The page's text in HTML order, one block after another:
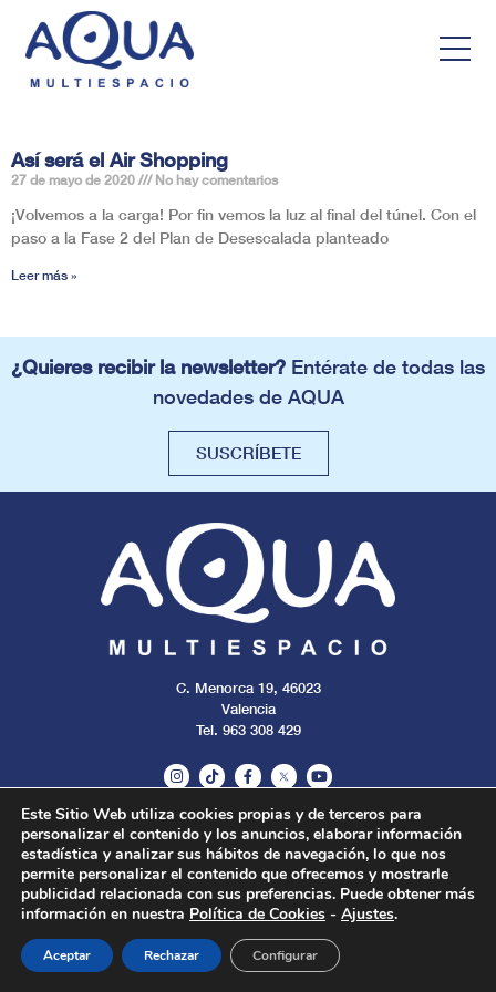
Así será el Air Shopping
27 de mayo de 2020 No hay comentarios
¡Volvemos a la carga! Por fin vemos la luz al final del túnel. Con el
paso a la Fase 2 del Plan de Desescalada planteado
Leer más »
¿Quieres recibir la newsletter? Entérate de todas las
novedades de AQUA
SUSCRÍBETE
C. Menorca 19, 46023
Valencia
Tel. 963 308 429
Todos los derechos reservados. 2024.
Aviso legal Cookies Privacidad
Este Sitio Web utiliza cookies propias y de terceros para
personalizar el contenido y los anuncios, elaborar información
estadística y analizar sus hábitos de navegación, lo que nos
permite personalizar el contenido que ofrecemos y mostrarle
publicidad relacionada con sus preferencias. Puede obtener más
información en nuestra Política de Cookies - Ajustes.
Aceptar Rechazar Configurar